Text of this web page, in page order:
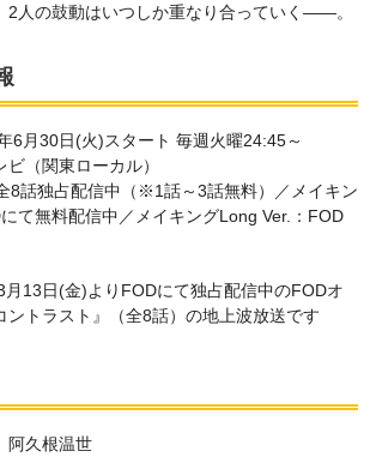
2人の鼓動はいつしか重なり合っていく――。
6月30日(火)スタート 毎週火曜24:45～
ビ（関東ローカル）
8話独占配信中（※1話～3話無料）／メイキン
て無料配信中／メイキングLong Ver.：FOD
13日(金)よりFODにて独占配信中のFODオ
ントラスト』（全8話）の地上波放送です
阿久根温世